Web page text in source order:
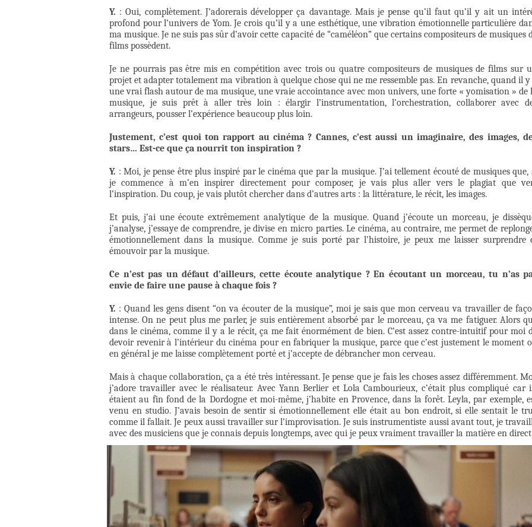
Y. : Oui, complètement. J’adorerais développer ça davantage. Mais je pense qu’il faut qu’il y ait un
profond pour l’univers de Yom. Je crois qu’il y a une esthétique, une vibration émotionnelle particulière
ma musique. Je ne suis pas sûr d’avoir cette capacité de “caméléon” que certains compositeurs de musiques
films possèdent.
Je ne pourrais pas être mis en compétition avec trois ou quatre compositeurs de musiques de films sur
projet et adapter totalement ma vibration à quelque chose qui ne me ressemble pas. En revanche, quand il y
une vrai flash autour de ma musique, une vraie accointance avec mon univers, une forte « yomisation » de
musique, je suis prêt à aller très loin : élargir l’instrumentation, l’orchestration, collaborer avec
arrangeurs, pousser l’expérience beaucoup plus loin.
Justement, c’est quoi ton rapport au cinéma ? Cannes, c’est aussi un imaginaire, des images,
stars… Est-ce que ça nourrit ton inspiration ?
Y. : Moi, je pense être plus inspiré par le cinéma que par la musique. J’ai tellement écouté de musiques que,
je commence à m’en inspirer directement pour composer, je vais plus aller vers le plagiat que
l’inspiration. Du coup, je vais plutôt chercher dans d’autres arts : la littérature, le récit, les images.
Et puis, j’ai une écoute extrêmement analytique de la musique. Quand j’écoute un morceau, je
j’analyse, j’essaye de comprendre, je divise en micro parties. Le cinéma, au contraire, me permet de
émotionnellement dans la musique. Comme je suis porté par l’histoire, je peux me laisser surprendre
émouvoir par la musique.
Ce n’est pas un défaut d’ailleurs, cette écoute analytique ? En écoutant un morceau, tu n’as
envie de faire une pause à chaque fois ?
Y. : Quand les gens disent “on va écouter de la musique”, moi je sais que mon cerveau va travailler de
intense. On ne peut plus me parler, je suis entièrement absorbé par le morceau, ça va me fatiguer. Alors
dans le cinéma, comme il y a le récit, ça me fait énormément de bien. C’est assez contre-intuitif pour moi
devoir revenir à l’intérieur du cinéma pour en fabriquer la musique, parce que c’est justement le moment
en général je me laisse complètement porté et j’accepte de débrancher mon cerveau.
Mais à chaque collaboration, ça a été très intéressant. Je pense que je fais les choses assez différemment.
j’adore travailler avec le réalisateur. Avec Yann Berlier et Lola Cambourieux, c’était plus compliqué car
étaient au fin fond de la Dordogne et moi-même, j’habite en Provence, dans la forêt. Leyla, par exemple,
venu en studio. J’avais besoin de sentir si émotionnellement elle était au bon endroit, si elle sentait le
comme il fallait. Je peux aussi travailler sur l’improvisation. Je suis instrumentiste aussi avant tout, je
avec des musiciens que je connais depuis longtemps, avec qui je peux vraiment travailler la matière en